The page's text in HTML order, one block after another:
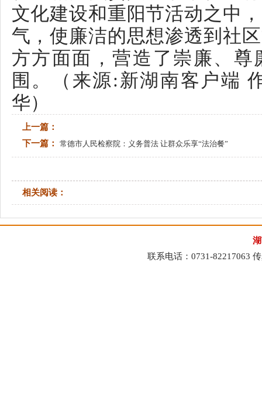
上一篇：
下一篇：
常德市人民检察院：义务普法 让群众乐享“法治餐”
相关阅读：
湖南省